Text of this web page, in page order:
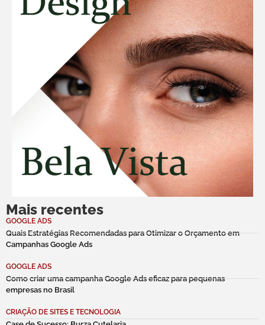
Mais recentes
GOOGLE ADS
Quais Estratégias Recomendadas para Otimizar o Orçamento em
Campanhas Google Ads
GOOGLE ADS
Como criar uma campanha Google Ads eficaz para pequenas
empresas no Brasil
CRIAÇÃO DE SITES E TECNOLOGIA